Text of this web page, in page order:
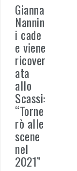
Gianna
Nannin
i cade
e viene
ricover
ata
allo
Scassi:
“Torne
rò alle
scene
nel
2021”